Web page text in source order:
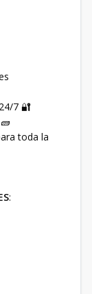
7 🔐
toda la
: